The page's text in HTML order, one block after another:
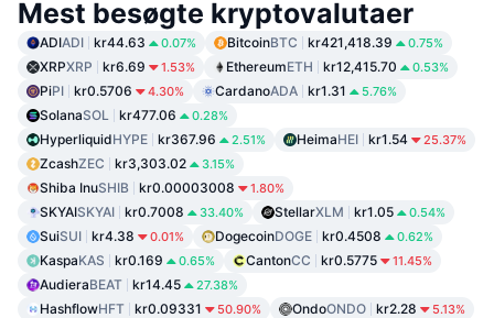
Mest besøgte kryptovalutaer
ADIADI kr44.63 0.07% BitcoinBTC kr421,418.39 0.75%
XRPXRP kr6.69 1.53% EthereumETH kr12,415.70 0.53%
PiPI kr0.5706 4.30% CardanoADA kr1.31 5.76%
SolanaSOL kr477.06 0.28%
HyperliquidHYPE kr367.96 2.51% HeimaHEI kr1.54 25.37%
ZcashZEC kr3,303.02 3.15%
Shiba InuSHIB kr0.00003008 1.80%
SKYAISKYAI kr0.7008 33.40% StellarXLM kr1.05 0.54%
SuiSUI kr4.38 0.01% DogecoinDOGE kr0.4508 0.62%
KaspaKAS kr0.169 0.65% CantonCC kr0.5775 11.45%
AudieraBEAT kr14.45 27.38%
HashflowHFT kr0.09331 50.90% OndoONDO kr2.28 5.13%